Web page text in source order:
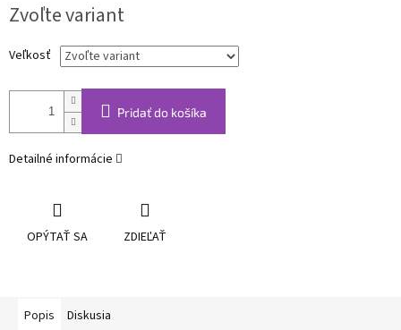
cena:
Zvoľte variant
Veľkosť
Pridať do košíka
Detailné informácie
OPÝTAŤ SA ZDIEĽAŤ
Popis Diskusia